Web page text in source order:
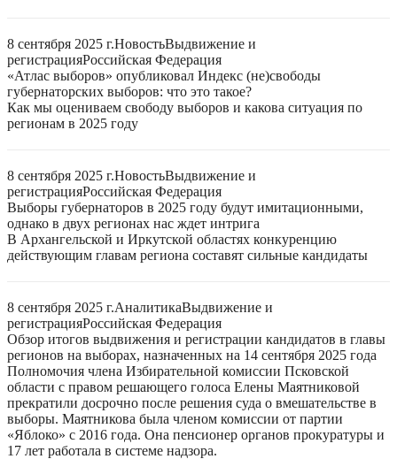
8 сентября 2025 г.НовостьВыдвижение и
регистрацияРоссийская Федерация
«Атлас выборов» опубликовал Индекс (не)свободы
губернаторских выборов: что это такое?
Как мы оцениваем свободу выборов и какова ситуация по
регионам в 2025 году
8 сентября 2025 г.НовостьВыдвижение и
регистрацияРоссийская Федерация
Выборы губернаторов в 2025 году будут имитационными,
однако в двух регионах нас ждет интрига
В Архангельской и Иркутской областях конкуренцию
действующим главам региона составят сильные кандидаты
8 сентября 2025 г.АналитикаВыдвижение и
регистрацияРоссийская Федерация
Обзор итогов выдвижения и регистрации кандидатов в главы
регионов на выборах, назначенных на 14 сентября 2025 года
Полномочия члена Избирательной комиссии Псковской
области с правом решающего голоса Елены Маятниковой
прекратили досрочно после решения суда о вмешательстве в
выборы. Маятникова была членом комиссии от партии
«Яблоко» с 2016 года. Она пенсионер органов прокуратуры и
17 лет работала в системе надзора.